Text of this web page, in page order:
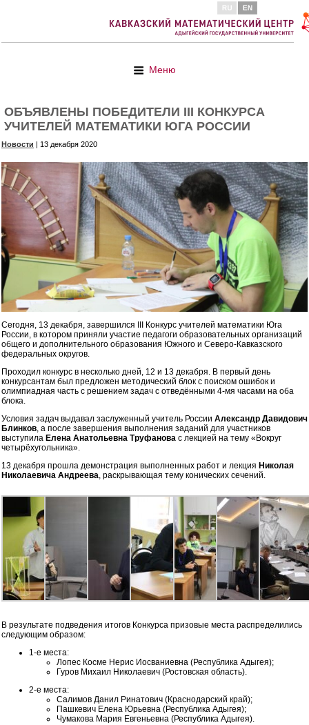
Меню
ОБЪЯВЛЕНЫ ПОБЕДИТЕЛИ III КОНКУРСА
УЧИТЕЛЕЙ МАТЕМАТИКИ ЮГА РОССИИ
Новости | 13 декабря 2020
Сегодня, 13 декабря, завершился III Конкурс учителей математики Юга
России, в котором приняли участие педагоги образовательных организаций
общего и дополнительного образования Южного и Северо-Кавказского
федеральных округов.
Проходил конкурс в несколько дней, 12 и 13 декабря. В первый день
конкурсантам был предложен методический блок с поиском ошибок и
олимпиадная часть с решением задач с отведёнными 4-мя часами на оба
блока.
Условия задач выдавал заслуженный учитель России Александр Давидович
Блинков, а после завершения выполнения заданий для участников
выступила Елена Анатольевна Труфанова с лекцией на тему «Вокруг
четырёхугольника».
13 декабря прошла демонстрация выполненных работ и лекция Николая
Николаевича Андреева, раскрывающая тему конических сечений.
В результате подведения итогов Конкурса призовые места распределились
следующим образом:
1-е места:
Лопес Косме Нерис Иосваниевна (Республика Адыгея);
Гуров Михаил Николаевич (Ростовская область).
2-е места:
Салимов Данил Ринатович (Краснодарский край);
Пашкевич Елена Юрьевна (Республика Адыгея);
Чумакова Мария Евгеньевна (Республика Адыгея).